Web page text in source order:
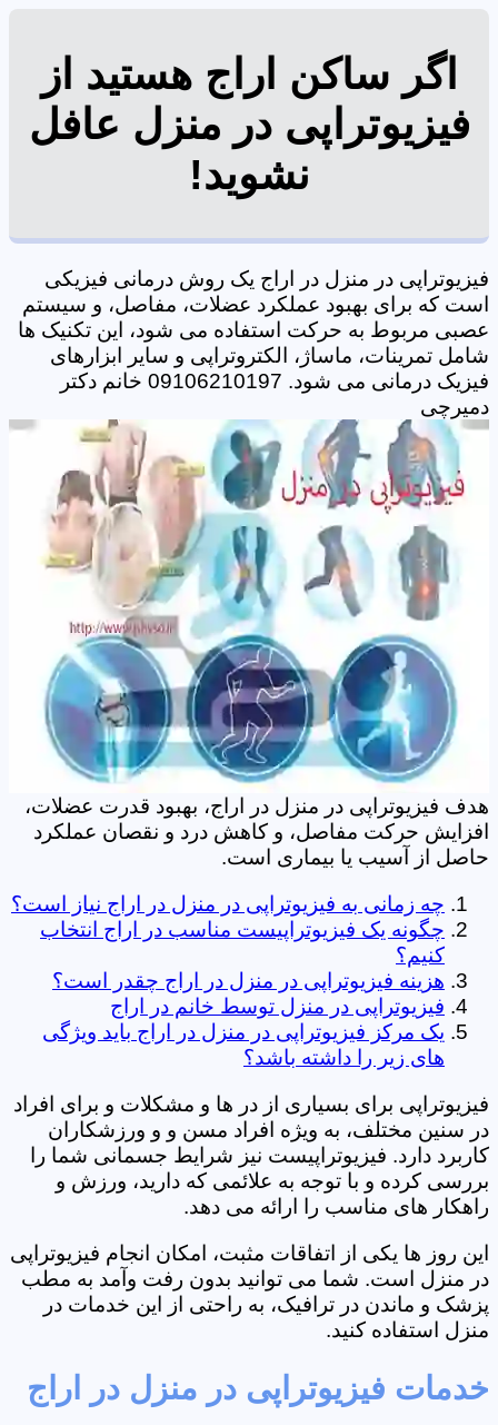
اگر ساکن اراج هستید از
فیزیوتراپی در منزل عافل
نشوید!
فیزیوتراپی در منزل در اراج یک روش درمانی فیزیکی
است که برای بهبود عملکرد عضلات، مفاصل، و سیستم
عصبی مربوط به حرکت استفاده می شود، این تکنیک ها
شامل تمرینات، ماساژ، الکتروتراپی و سایر ابزارهای
فیزیک درمانی می شود. 09106210197 خانم دکتر
دمیرچی
هدف فیزیوتراپی در منزل در اراج، بهبود قدرت عضلات،
افزایش حرکت مفاصل، و کاهش درد و نقصان عملکرد
حاصل از آسیب یا بیماری است.
چه زمانی به فیزیوتراپی در منزل در اراج نیاز است؟
چگونه یک فیزیوتراپیست مناسب در اراج انتخاب
کنیم؟
هزینه فیزیوتراپی در منزل در اراج چقدر است؟
فیزیوتراپی در منزل توسط خانم در اراج
یک مرکز فیزیوتراپی در منزل در اراج باید ویژگی
های زیر را داشته باشد؟
فیزیوتراپی برای بسیاری از در ها و مشکلات و برای افراد
در سنین مختلف، به ویژه افراد مسن و و ورزشکاران
کاربرد دارد. فیزیوتراپیست نیز شرایط جسمانی شما را
بررسی کرده و با توجه به علائمی که دارید، ورزش و
راهکار های مناسب را ارائه می دهد.
این روز ها یکی از اتفاقات مثبت، امکان انجام فیزیوتراپی
در منزل است. شما می توانید بدون رفت وآمد به مطب
پزشک و ماندن در ترافیک، به راحتی از این خدمات در
منزل استفاده کنید.
خدمات فیزیوتراپی در منزل در اراج